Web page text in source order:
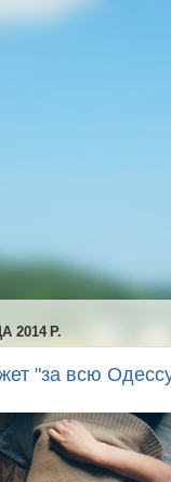
2014 Р.
"за всю